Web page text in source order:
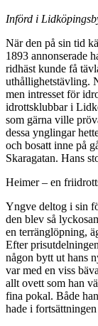
Införd i
När den på sin tid
1893 annonserade
ridhäst kunde få
uthållighetstävling.
men intresset för
idrottsklubbar i
som gärna ville
dessa ynglingar
och bosatt inne på
Skaragatan. Hans
Heimer – en
Yngve deltog i sin
den blev så
en terränglöpning,
Efter
någon bytt ut hans
var med en viss
allt ovett som han
fina pokal. Både
hade i